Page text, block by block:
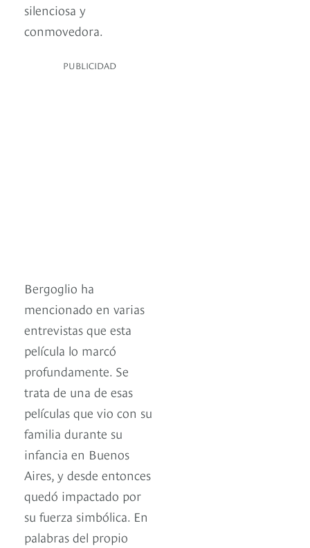
silenciosa y
conmovedora.
PUBLICIDAD
Bergoglio ha
mencionado en varias
entrevistas que esta
película lo marcó
profundamente. Se
trata de una de esas
películas que vio con su
familia durante su
infancia en Buenos
Aires, y desde entonces
quedó impactado por
su fuerza simbólica. En
palabras del propio